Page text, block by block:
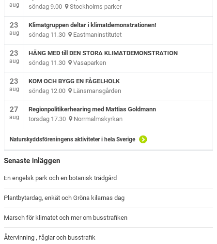
aug
söndag 9.00 Stockholms parker
23
aug
Klimatgruppen deltar i klimatdemonstrationen!
söndag 11.30 Eastmaninstitutet
23
aug
HÄNG MED till DEN STORA KLIMATDEMONSTRATION
söndag 11.30 Vasaparken
23
aug
KOM OCH BYGG EN FÅGELHOLK
söndag 12.00 Länsmansgården
27
aug
Regionpolitikerhearing med Mattias Goldmann
torsdag 17.30 Norrmalmskyrkan
Naturskyddsföreningens aktiviteter i hela Sverige
Senaste inläggen
En engelsk park och en botanisk trädgård
Plantbytardag, enkät och Gröna kilarnas dag
Marsch för klimatet och mer om busstrafiken
Återvinning , fåglar och busstrafik